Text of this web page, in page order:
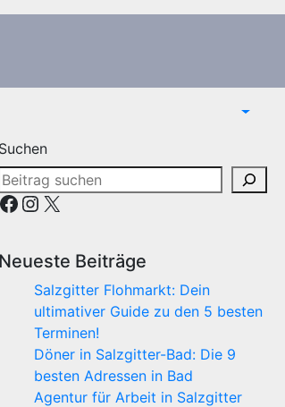
Suchen
Instagram
X
Neueste Beiträge
Salzgitter Flohmarkt: Dein
ultimativer Guide zu den 5 besten
Terminen!
Döner in Salzgitter-Bad: Die 9
besten Adressen in Bad
Agentur für Arbeit in Salzgitter